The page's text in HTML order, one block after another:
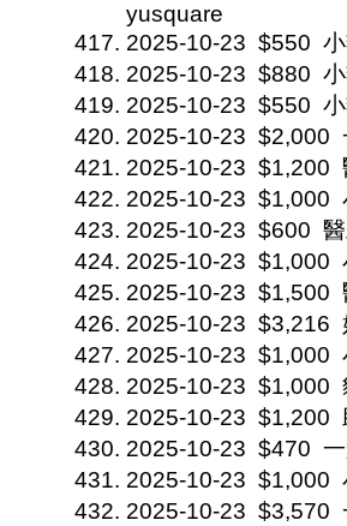
yusquare
2025-10-23 $550
2025-10-23 $880
2025-10-23 $550
2025-10-23 $2,000
2025-10-23 $1,200
2025-10-23 $1,000
2025-10-23 $600
2025-10-23 $1,000
2025-10-23 $1,500
2025-10-23 $3,216
2025-10-23 $1,000
2025-10-23 $1,000
2025-10-23 $1,200
2025-10-23 $470
2025-10-23 $1,000
2025-10-23 $3,570